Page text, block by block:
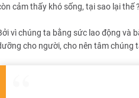
cảm thấy khó sống, tại sao lại thế ?
vì chúng ta bằng sức lao động và
cho người, cho nên tâm chúng